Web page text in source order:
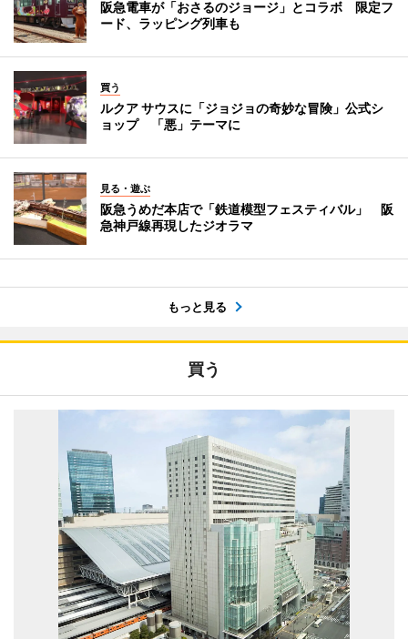
阪急電車が「おさるのジョージ」とコラボ 限定フ
ード、ラッピング列車も
買う
ルクア サウスに「ジョジョの奇妙な冒険」公式シ
ョップ 「悪」テーマに
見る・遊ぶ
阪急うめだ本店で「鉄道模型フェスティバル」 阪
急神戸線再現したジオラマ
もっと見る
買う